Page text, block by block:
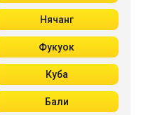
Нячанг
Фукуок
Куба
Бали